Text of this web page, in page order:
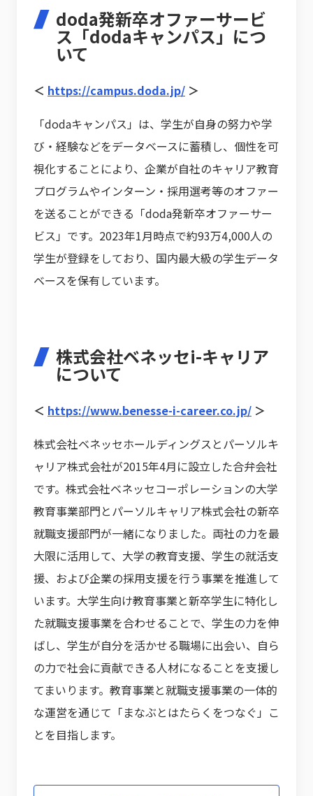
doda発新卒オファーサービ
ス「dodaキャンパス」につ
いて
＜ https://campus.doda.jp/ ＞
「dodaキャンパス」は、学生が自身の努力や学
び・経験などをデータベースに蓄積し、個性を可
視化することにより、企業が自社のキャリア教育
プログラムやインターン・採用選考等のオファー
を送ることができる「doda発新卒オファーサー
ビス」です。2023年1月時点で約93万4,000人の
学生が登録をしており、国内最大級の学生データ
ベースを保有しています。
株式会社ベネッセi-キャリア
について
＜ https://www.benesse-i-career.co.jp/ ＞
株式会社ベネッセホールディングスとパーソルキ
ャリア株式会社が2015年4月に設立した合弁会社
です。株式会社ベネッセコーポレーションの大学
教育事業部門とパーソルキャリア株式会社の新卒
就職支援部門が一緒になりました。両社の力を最
大限に活用して、大学の教育支援、学生の就活支
援、および企業の採用支援を行う事業を推進して
います。大学生向け教育事業と新卒学生に特化し
た就職支援事業を合わせることで、学生の力を伸
ばし、学生が自分を活かせる職場に出会い、自ら
の力で社会に貢献できる人材になることを支援し
てまいります。教育事業と就職支援事業の一体的
な運営を通じて「まなぶとはたらくをつなぐ」こ
とを目指します。